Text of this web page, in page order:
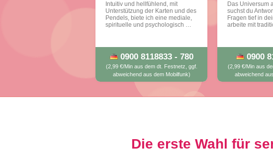
Intuitiv und hellfühlend, mit
Unterstützung der Karten und des
Pendels, biete ich eine mediale,
spirituelle und psychologisch …
0900 8118833 - 780
(2,99 €/Min aus dem dt. Festnetz, ggf.
abweichend aus dem Mobilfunk)
Das Universum
suchst du
Fragen tief in
arbeite mit
0900
(2,99 €/Min aus
abweichend
Die erste Wahl für